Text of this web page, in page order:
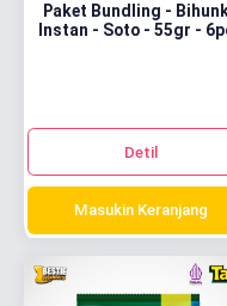
Paket Bundling -
Instan - Soto - 55gr -
Detil
Masukin Keranjang